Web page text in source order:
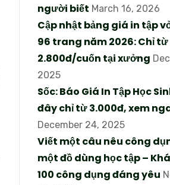
người biết March 16, 2026
Cập nhật bảng giá in tập
96 trang năm 2026: Chỉ từ
2.800đ/cuốn tại xưởng
2025
Sốc: Báo Giá In Tập Học
đây chỉ từ 3.000đ, xem
December 24, 2025
Viết một câu nêu công
một đồ dùng học tập –
100 công dụng đáng yêu